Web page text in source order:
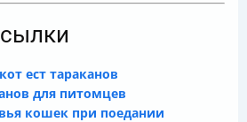
ест тараканов
для питомцев
кошек при поедании